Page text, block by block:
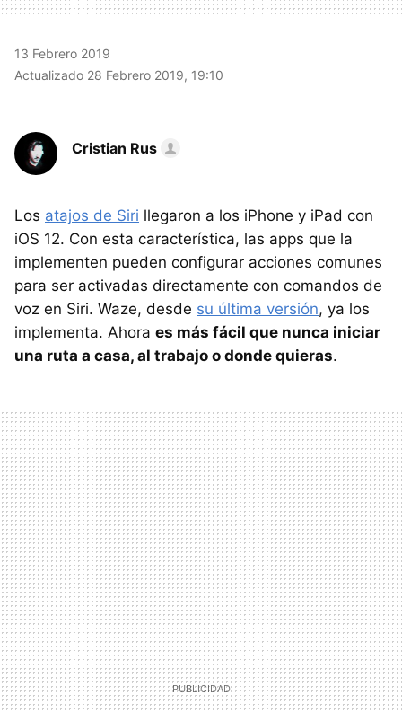
13 Febrero 2019
Actualizado 28 Febrero 2019, 19:10
Cristian Rus
Los atajos de Siri llegaron a los iPhone y iPad con
iOS 12. Con esta característica, las apps que la
implementen pueden configurar acciones comunes
para ser activadas directamente con comandos de
voz en Siri. Waze, desde su última versión, ya los
implementa. Ahora es más fácil que nunca iniciar
una ruta a casa, al trabajo o donde quieras.